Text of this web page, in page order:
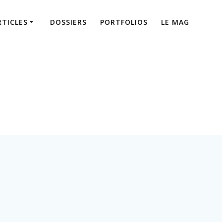
DOSSIERS PORTFOLIOS LE MAG